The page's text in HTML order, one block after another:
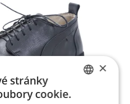
×
stránky
cookie.